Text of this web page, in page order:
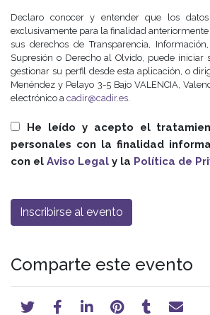
Declaro conocer y entender que los
exclusivamente para la finalidad anteriormente
sus derechos de Transparencia, Información,
Supresión o Derecho al Olvido, puede iniciar
gestionar su perfil desde esta aplicación, o
Menéndez y Pelayo 3-5 Bajo VALENCIA,
electrónico a cadir@cadir.es
He leído y acepto el
personales con la finalidad
con el Aviso Legal y la Política de
Comparte este evento